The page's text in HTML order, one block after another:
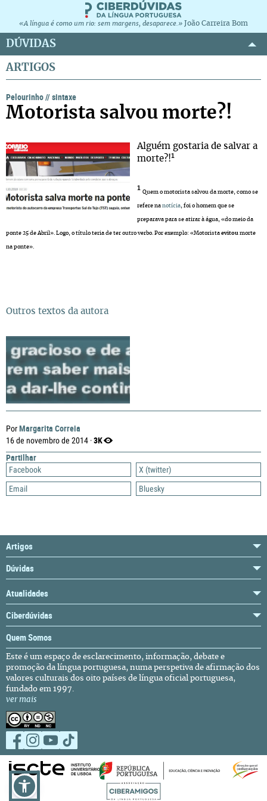
«A língua é como um rio: sem margens, desaparece.» João Carreira Bom
DÚVIDAS
ARTIGOS
PorMargarita Correia
16 de novembro de 2014 ·3K
Partilhar
Facebook
X (twitter)
Email
Bluesky
Pelourinho//sintaxe
Motorista salvou morte?!
Alguém gostaria de salvar a
morte?!1
1
Quem o motorista salvou da morte, como se
refere na notícia, foi o homem que se
preparava para se atirar à água, «do meio da
ponte 25 de Abril». Logo, o título teria de ter outro verbo. Por exemplo: «Motorista evitou morte
na ponte».
Outros textos da autora
Artigos
Dúvidas
Atualidades
Ciberdúvidas
Quem Somos
Este é um espaço de esclarecimento, informação, debate e
promoção da língua portuguesa, numa perspetiva de afirmação dos
valores culturais dos oito países de língua oficial portuguesa,
fundado em 1997.
ver mais